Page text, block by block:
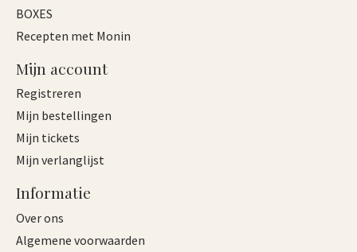
BOXES
Recepten met Monin
Mijn account
Registreren
Mijn bestellingen
Mijn tickets
Mijn verlanglijst
Informatie
Over ons
Algemene voorwaarden